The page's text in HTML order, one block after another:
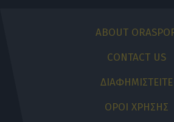
ABOUT
CONTACT US
ΔΙΑΦΗΜΙΣΤΕΙΤΕ
ΟΡΟΙ ΧΡΗΣΗΣ